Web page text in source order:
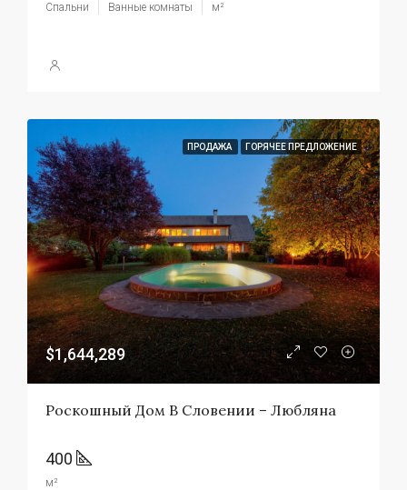
Спальни Ванные комнаты м²
ПРОДАЖА ГОРЯЧЕЕ ПРЕДЛОЖЕНИЕ
$1,644,289
Роскошный Дом В Словении – Любляна
400
м²